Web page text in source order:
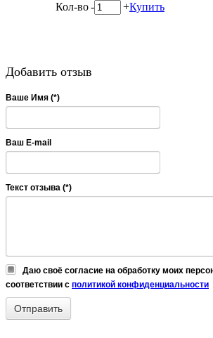
Кол-во- +Купить
Добавить отзыв
Ваше Имя (*)
Ваш E-mail
Текст отзыва (*)
Даю своё согласие на обработку моих
соответствии с политикой конфиденциальности